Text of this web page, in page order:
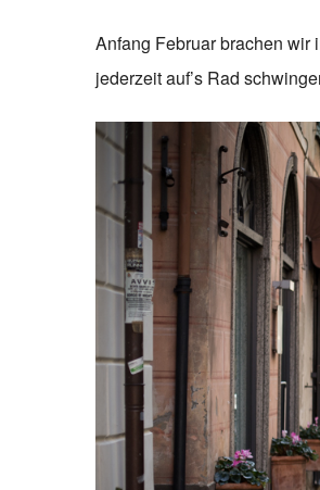
Anfang Februar brachen wir
jederzeit auf’s Rad